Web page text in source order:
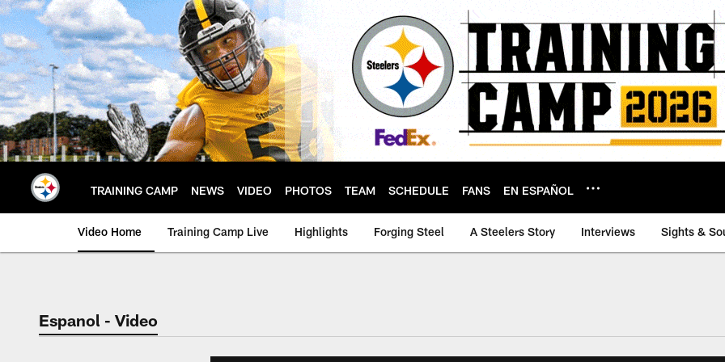
Skip
to
main
content
TRAINING CAMP NEWS VIDEO PHOTOS TEAM SCHEDULE FANS EN ESPAÑOL
Video Home Training Camp Live Highlights Forging Steel A Steelers Story Interviews Sights &
Espanol - Video